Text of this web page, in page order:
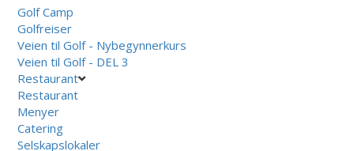
Golf Camp
Golfreiser
Veien til Golf - Nybegynnerkurs
Veien til Golf - DEL 3
Restaurant
Restaurant
Menyer
Catering
Selskapslokaler